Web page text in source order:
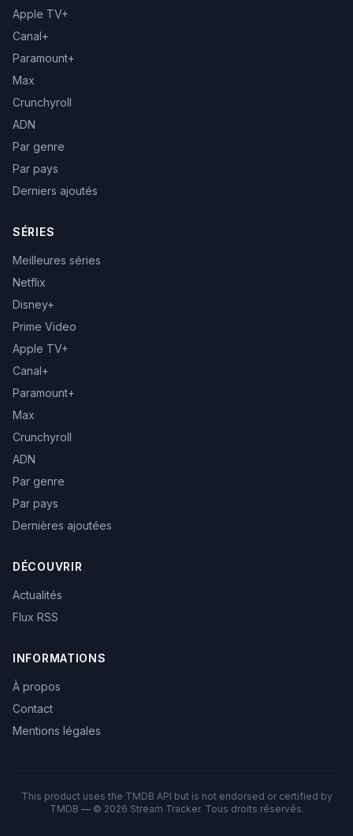
Apple TV+
Canal+
Paramount+
Max
Crunchyroll
ADN
Par genre
Par pays
Derniers ajoutés
SÉRIES
Meilleures séries
Netflix
Disney+
Prime Video
Apple TV+
Canal+
Paramount+
Max
Crunchyroll
ADN
Par genre
Par pays
Dernières ajoutées
DÉCOUVRIR
Actualités
Flux RSS
INFORMATIONS
À propos
Contact
Mentions légales
This product uses the TMDB API but is not endorsed or certified by
TMDB — © 2026 Stream Tracker. Tous droits réservés.